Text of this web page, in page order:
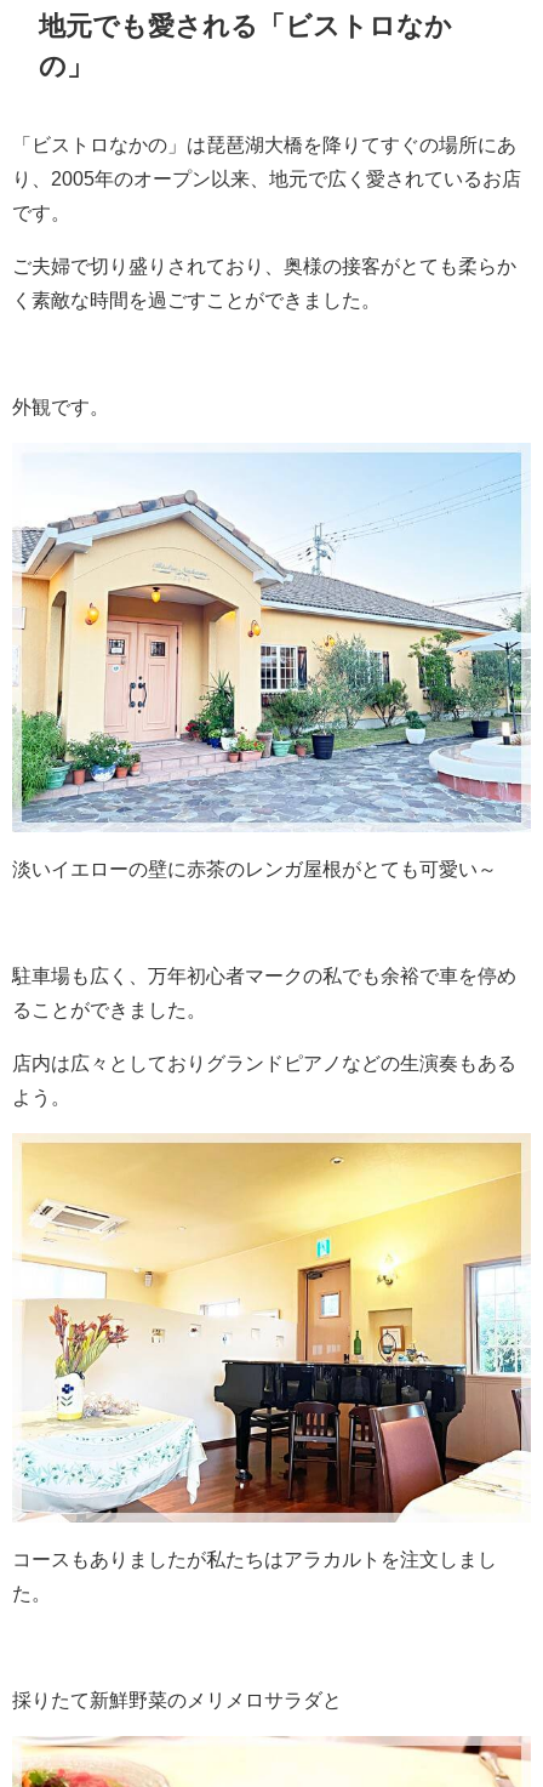
地元でも愛される「ビストロなか
の」
「ビストロなかの」は琵琶湖大橋を降りてすぐの場所にあ
り、2005年のオープン以来、地元で広く愛されているお店
です。
ご夫婦で切り盛りされており、奥様の接客がとても柔らか
く素敵な時間を過ごすことができました。
外観です。
淡いイエローの壁に赤茶のレンガ屋根がとても可愛い～
駐車場も広く、万年初心者マークの私でも余裕で車を停め
ることができました。
店内は広々としておりグランドピアノなどの生演奏もある
よう。
コースもありましたが私たちはアラカルトを注文しまし
た。
採りたて新鮮野菜のメリメロサラダと